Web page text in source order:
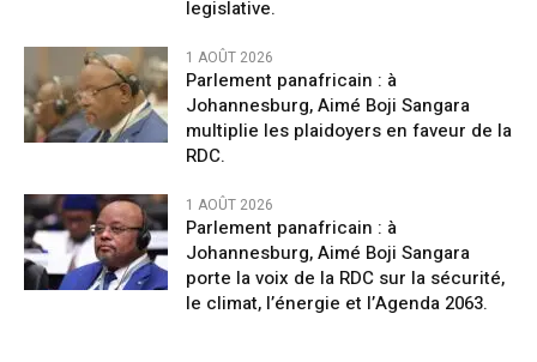
legislative.
1 AOÛT 2026
Parlement panafricain : à
Johannesburg, Aimé Boji Sangara
multiplie les plaidoyers en faveur de la
RDC.
1 AOÛT 2026
Parlement panafricain : à
Johannesburg, Aimé Boji Sangara
porte la voix de la RDC sur la sécurité,
le climat, l’énergie et l’Agenda 2063.